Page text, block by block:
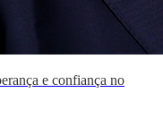
e confiança no